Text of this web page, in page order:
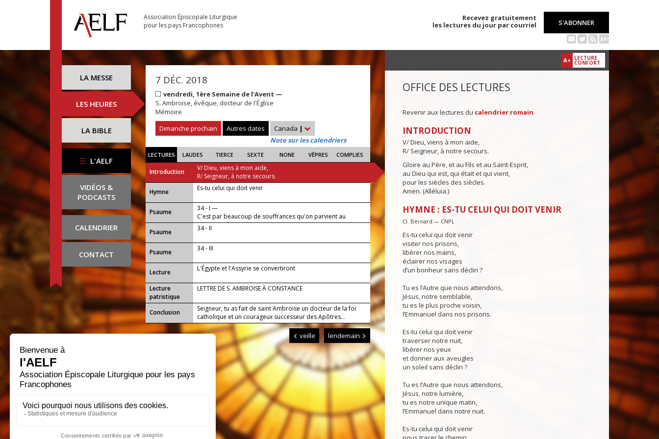
Association Épiscopale Liturgique
pour les pays Francophones
Recevez gratuitement
les lectures du jour par courriel
S'ABONNER
API
LA MESSE
LES HEURES
LA BIBLE
L'AELF
VIDÉOS &
PODCASTS
CALENDRIER
CONTACT
7 DÉC. 2018
vendredi, 1ère Semaine de l'Avent —
S. Ambroise, évêque, docteur de l'Église
Mémoire
Dimanche prochain
Autres dates Canada |
Note sur les calendriers
LECTURES LAUDES TIERCE SEXTE NONE VÊPRES COMPLIES
Introduction
V/ Dieu, viens à mon aide,
R/ Seigneur, à notre secours.
...
Hymne Es-tu celui qui doit venir
Psaume
34 - I —
C'est par beaucoup de souffrances qu'on parvient au
Royaume de Dieu.
Psaume
34 - II
Psaume 34 - III
Lecture L'Égypte et l'Assyrie se convertiront
Lecture
patristique
LETTRE DE S. AMBROISE À CONSTANCE
Conclusion
Seigneur, tu as fait de saint Ambroise un docteur de la foi
catholique et un courageux successeur des Apôtres...
veille lendemain
A+ LECTURE
CONFORT
OFFICE DES LECTURES
Revenir aux lectures du calendrier romain.
INTRODUCTION
V/ Dieu, viens à mon aide,
R/ Seigneur, à notre secours.
Gloire au Père, et au Fils et au Saint-Esprit,
au Dieu qui est, qui était et qui vient,
pour les siècles des siècles.
Amen. (Alléluia.)
HYMNE : ES-TU CELUI QUI DOIT VENIR
Cl. Bernard — CNPL
Es-tu celui qui doit venir
visiter nos prisons,
libérer nos mains,
éclairer nos visages
d’un bonheur sans déclin ?
Tu es l’Autre que nous attendons,
Jésus, notre semblable,
tu es le plus proche voisin,
l’Emmanuel dans nos prisons.
Es-tu celui qui doit venir
traverser notre nuit,
libérer nos yeux
et donner aux aveugles
un soleil sans déclin ?
Tu es l’Autre que nous attendons,
Jésus, notre lumière,
tu es notre unique matin,
l’Emmanuel dans notre nuit.
Es-tu celui qui doit venir